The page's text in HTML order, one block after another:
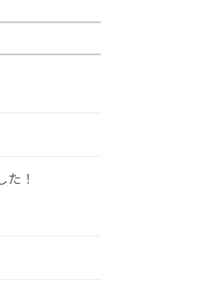
！